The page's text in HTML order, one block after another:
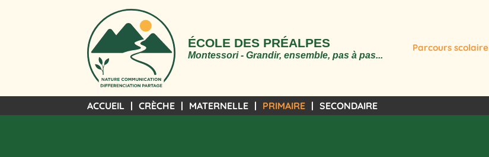
ÉCOLE DES PRÉALPES
Montessori - Grandir, ensemble, pas à pas...
Parcours scolaire
ACCUEIL CRÈCHE MATERNELLE PRIMAIRE SECONDAIRE